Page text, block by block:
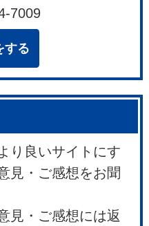
7009
する
り良いサイトにす
見・ご感想をお聞
見・ご感想には返